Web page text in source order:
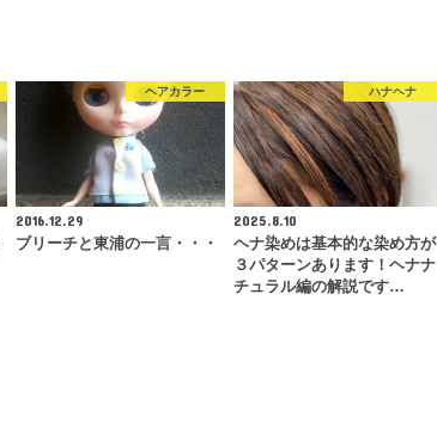
ヘアカラー
2016.12.29
ブリーチと東浦の一言・・・
ハナヘナ
2025.8.10
ヘナ染めは基本的な染め方が
３パターンあります！ヘナナ
チュラル編の解説です…